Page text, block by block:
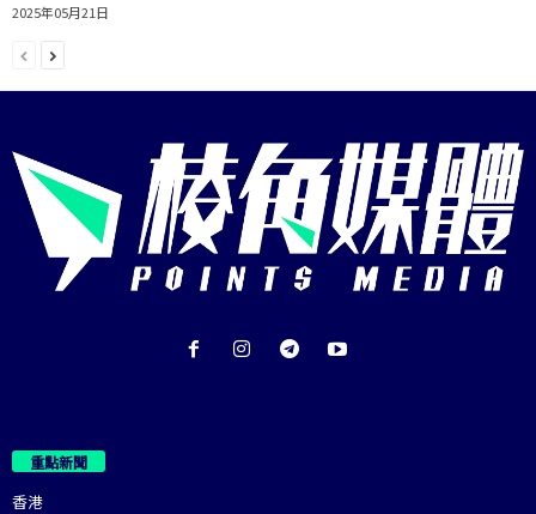
2025年05月21日
重點新聞
香港